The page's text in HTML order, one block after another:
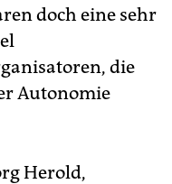
doch eine sehr
die
Autonomie
Herold,